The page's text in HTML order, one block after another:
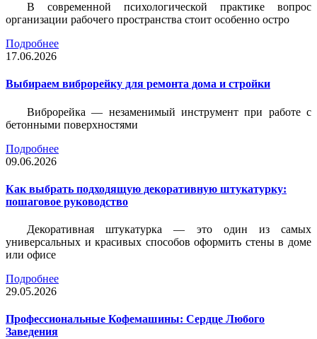
В современной психологической практике вопрос
организации рабочего пространства стоит особенно остро
Подробнее
17.06.2026
Выбираем виброрейку для ремонта дома и стройки
Виброрейка — незаменимый инструмент при работе с
бетонными поверхностями
Подробнее
09.06.2026
Как выбрать подходящую декоративную штукатурку:
пошаговое руководство
Декоративная штукатурка — это один из самых
универсальных и красивых способов оформить стены в доме
или офисе
Подробнее
29.05.2026
Профессиональные Кофемашины: Сердце Любого
Заведения